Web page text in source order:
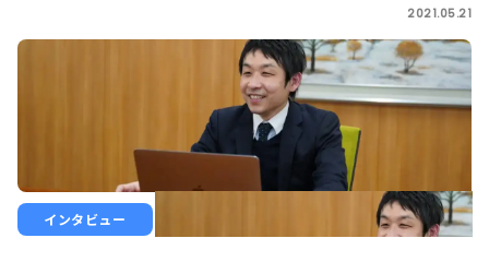
2021.05.21
インタビュー